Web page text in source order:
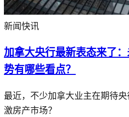
新闻快讯
加拿大央行最新表态来了
势有哪些看点？
最近，不少加拿大业主在期待
激房产市场？